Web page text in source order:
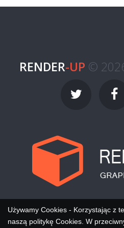
RENDER-UP ©
Używamy Cookies - Korzystając z
naszą politykę Cookies. W